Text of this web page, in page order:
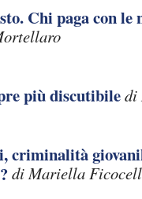
Chi paga con le
più discutibiledi
criminalità
di Mariella